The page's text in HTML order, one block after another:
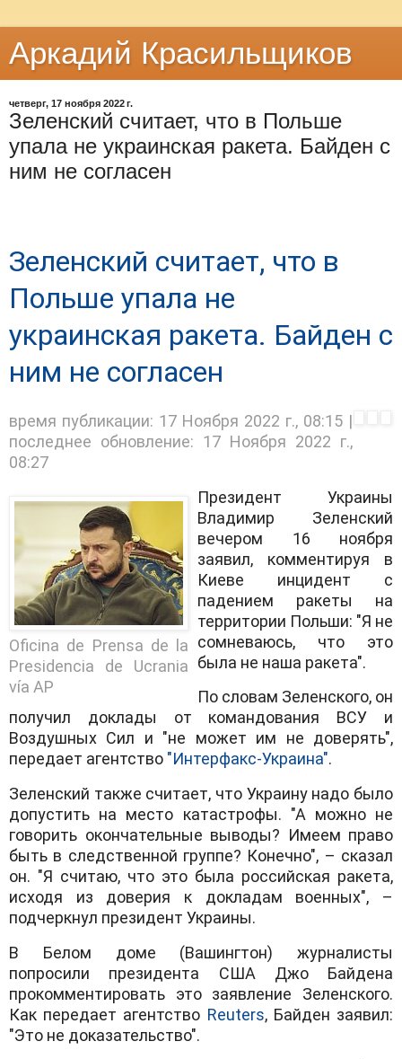
Аркадий Красильщиков
четверг, 17 ноября 2022 г.
Зеленский считает, что в Польше
упала не украинская ракета. Байден с
ним не согласен
Зеленский считает, что в
Польше упала не
украинская ракета. Байден с
ним не согласен
время публикации: 17 Ноября 2022 г., 08:15 |
последнее обновление: 17 Ноября 2022 г.,
08:27
Oficina de Prensa de la
Presidencia de Ucrania
vía AP
Президент Украины
Владимир Зеленский
вечером 16 ноября
заявил, комментируя в
Киеве инцидент с
падением ракеты на
территории Польши: "Я не
сомневаюсь, что это
была не наша ракета".
По словам Зеленского, он
получил доклады от командования ВСУ и
Воздушных Сил и "не может им не доверять",
передает агентство "Интерфакс-Украина".
Зеленский также считает, что Украину надо было
допустить на место катастрофы. "А можно не
говорить окончательные выводы? Имеем право
быть в следственной группе? Конечно", – сказал
он. "Я считаю, что это была российская ракета,
исходя из доверия к докладам военных", –
подчеркнул президент Украины.
В Белом доме (Вашингтон) журналисты
попросили президента США Джо Байдена
прокомментировать это заявление Зеленского.
Как передает агентство Reuters, Байден заявил:
"Это не доказательство".